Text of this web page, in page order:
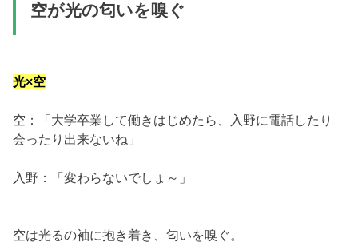
空が光の匂いを嗅ぐ
光×空
空：「大学卒業して働きはじめたら、入野に電話したり
会ったり出来ないね」
入野：「変わらないでしょ～」
空は光るの袖に抱き着き、匂いを嗅ぐ。